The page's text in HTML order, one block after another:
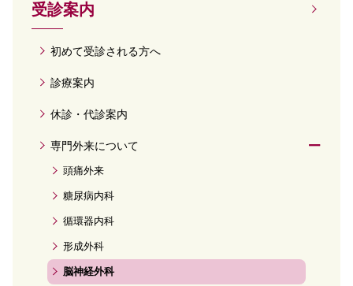
受診案内
初めて受診される方へ
診療案内
休診・代診案内
専門外来について
頭痛外来
糖尿病内科
循環器内科
形成外科
脳神経外科